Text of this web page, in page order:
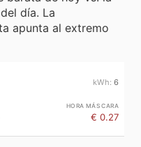
día. La
apunta al extremo
6
€ 0.27